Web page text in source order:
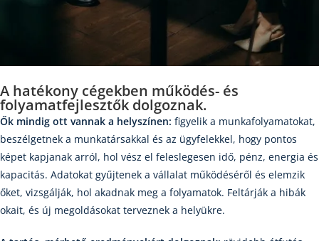
A hatékony cégekben működés- és
folyamatfejlesztők dolgoznak.
Ők mindig ott vannak a helyszínen: figyelik a munkafolyamatokat,
beszélgetnek a munkatársakkal és az ügyfelekkel, hogy pontos
képet kapjanak arról, hol vész el feleslegesen idő, pénz, energia és
kapacitás. Adatokat gyűjtenek a vállalat működéséről és elemzik
őket, vizsgálják, hol akadnak meg a folyamatok. Feltárják a hibák
okait, és új megoldásokat terveznek a helyükre.